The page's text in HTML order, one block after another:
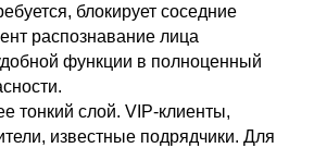
блокирует соседние
распознавание лица
функции в полноценный
тонкий слой. VIP-клиенты,
известные подрядчики. Для